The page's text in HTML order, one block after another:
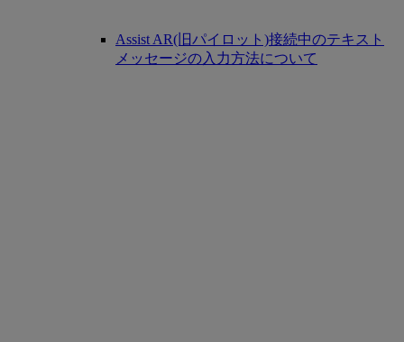
Assist AR(旧パイロット)接続中のテキスト
メッセージの入力方法について